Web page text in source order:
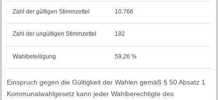
Zahl der gültigen Stimmzettel 10.766
Zahl der ungültigen Stimmzettel 182
Wahlbeteiligung 59,26 %
Einspruch gegen die Gültigkeit der Wahlen gemäß § 50 Absatz 1
Kommunalwahlgesetz kann jeder Wahlberechtigte des